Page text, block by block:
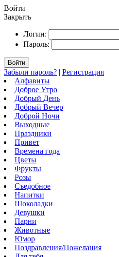
Войти
Закрыть
Логин:
Пароль:
Войти
Забыли пароль? | Регистрация
Алфавиты
Доброе Утро
Добрый День
Добрый Вечер
Доброй Ночи
Выходные
Праздники
Привет
Времена года
Цветы
Фрукты
Розы
Съедобное
Напитки
Шоколадки
Девушки
Парни
Животные
Юмор
Поздравления/Пожелания